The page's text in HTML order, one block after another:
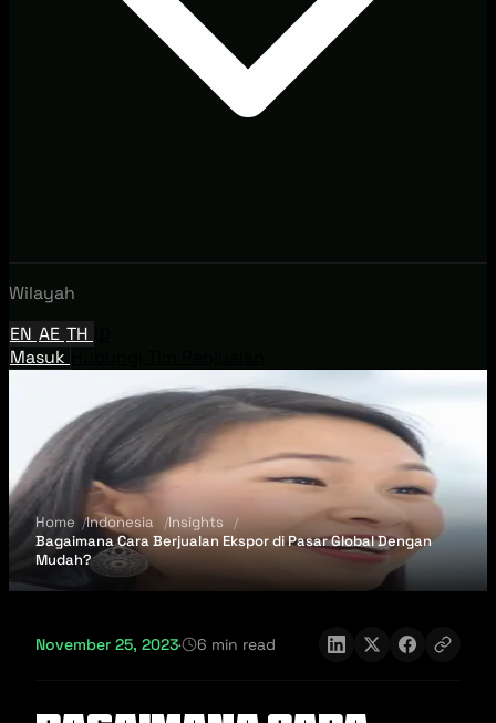
Wilayah
EN AE TH
Masuk
Home Indonesia
Insights
Bagaimana Cara Berjualan Ekspor di Pasar Global Dengan
Mudah?
November 25, 2023· 6 min read